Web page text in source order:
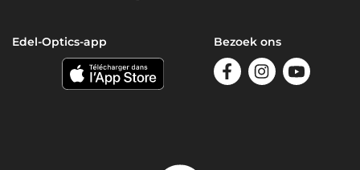
Edel-Optics-app Bezoek ons